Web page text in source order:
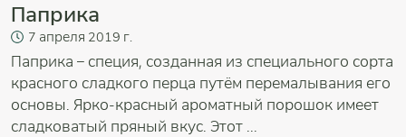
Паприка
7 апреля 2019 г.
Паприка – специя, созданная из специального сорта
красного сладкого перца путём перемалывания его
основы. Ярко-красный ароматный порошок имеет
сладковатый пряный вкус. Этот ...